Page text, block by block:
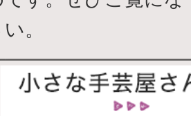
。